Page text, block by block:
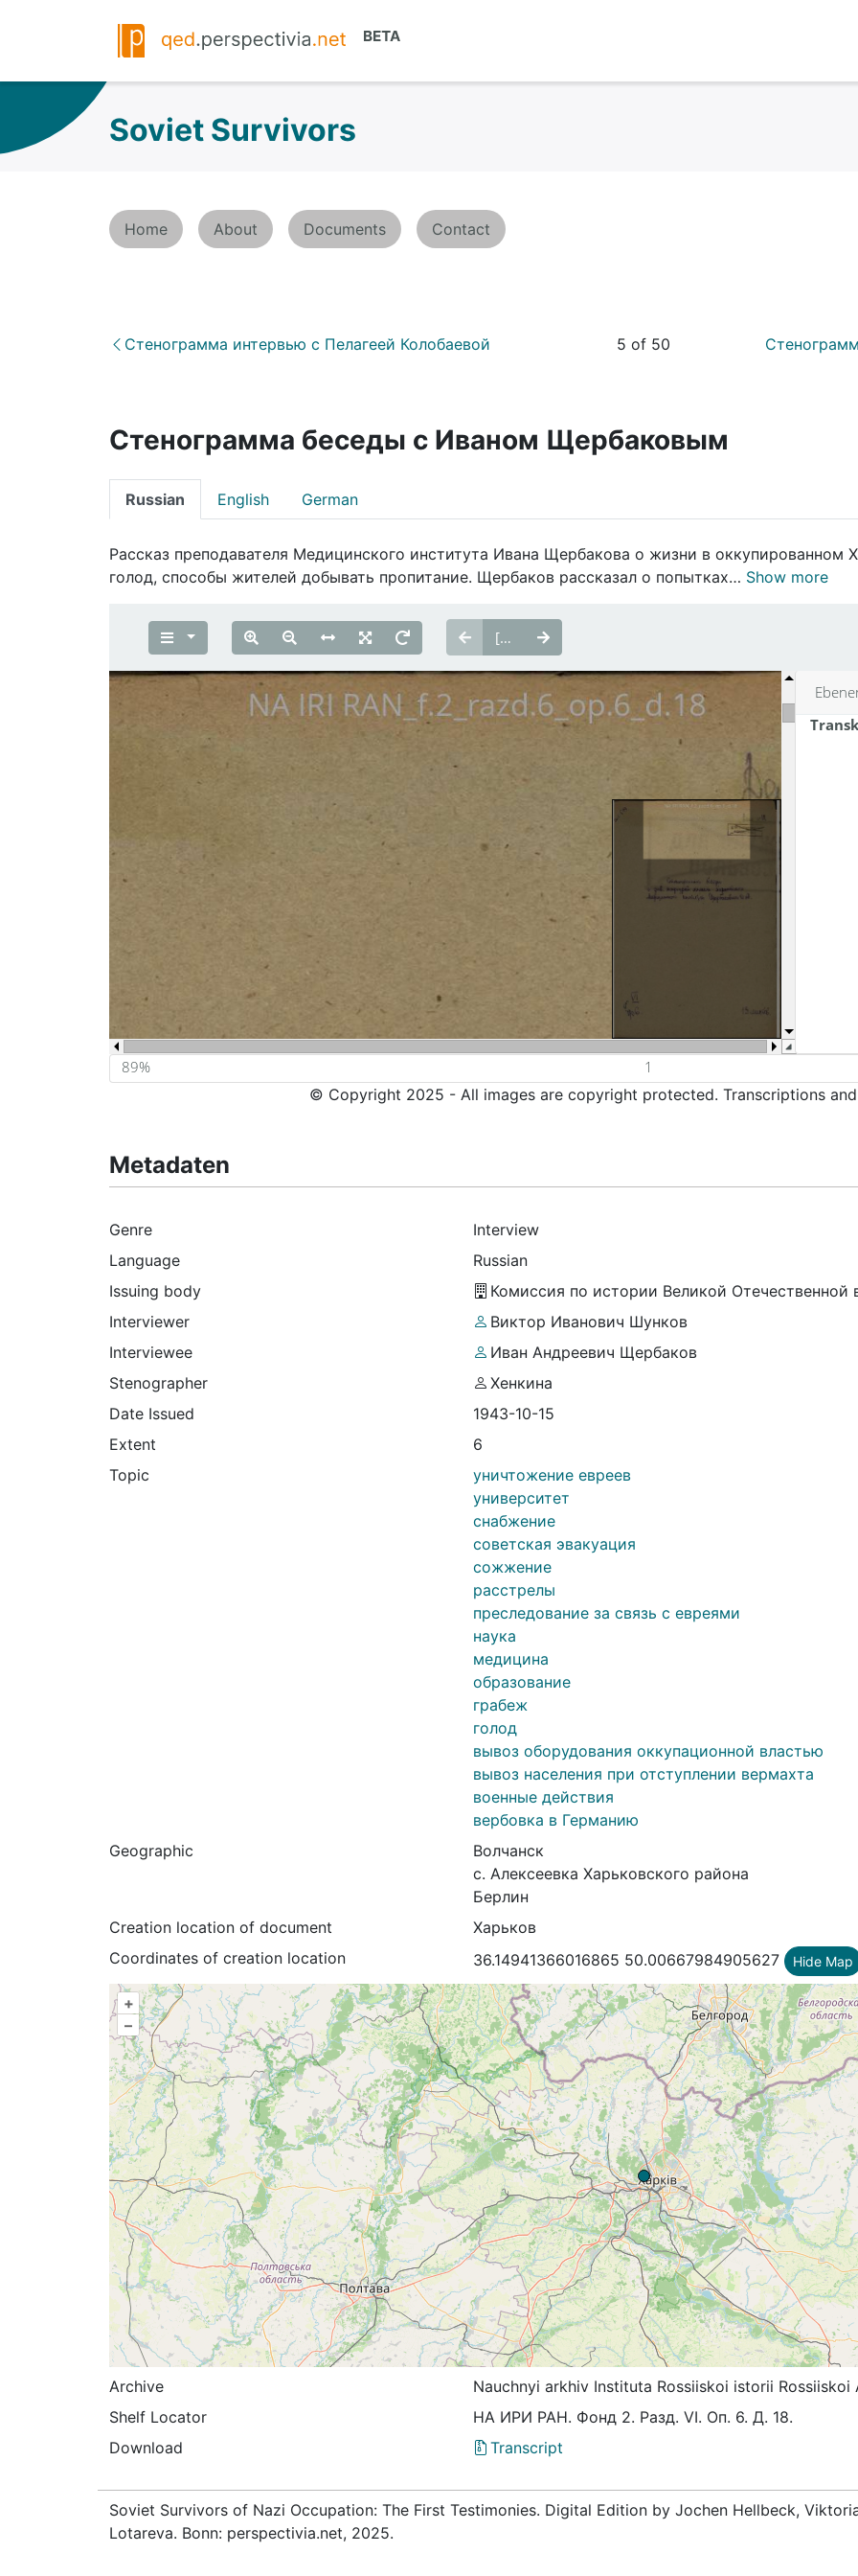
Soviet Survivors
Home About Documents Contact
Стенограмма интервью с Пелагеей Колобаевой 5 of 50
Стенограмма беседы с Иваном Щербаковым
Russian English German
Рассказ преподавателя Медицинского института Ивана Щербакова о жизни в оккупированном
голод, способы жителей добывать пропитание. Щербаков рассказал о попытках… Show more
© Copyright 2025 - All images are copyright protected. Transcriptions
Metadaten
Genre
Interview
Language
Russian
Issuing body
Комиссия по истории Великой
Interviewer
Виктор Иванович Шунков
Interviewee
Иван Андреевич Щербаков
Stenographer
Хенкина
Date Issued
1943-10-15
Extent
6
Topic
уничтожение евреев
университет
снабжение
советская эвакуация
сожжение
расстрелы
преследование за связь с евреями
наука
медицина
образование
грабеж
голод
вывоз оборудования оккупационной властью
вывоз населения при отступлении вермахта
военные действия
вербовка в Германию
Geographic
Волчанск
с. Алексеевка Харьковского района
Берлин
Creation location of document
Харьков
Coordinates of creation location
36.14941366016865 50.00667984905627 Hide Map
+
–
Archive
Nauchnyi arkhiv Instituta Rossiiskoi istorii Rossiiskoi
Shelf Locator
НА ИРИ РАН. Фонд 2. Разд. VI. Оп. 6. Д. 18.
Download
Transcript
Soviet Survivors of Nazi Occupation: The First Testimonies. Digital Edition by Jochen Hellbeck,
Lotareva. Bonn: perspectivia.net, 2025.